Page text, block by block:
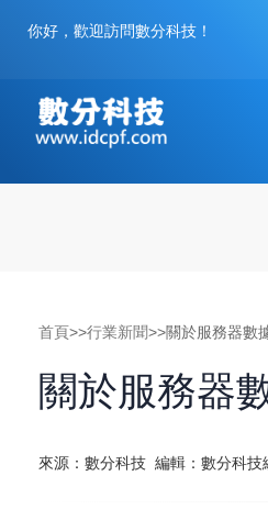
你好，歡迎訪問數分科技！
首頁>>行業新聞>>關於服務器數
關於服務器
來源：數分科技 編輯：數分科技